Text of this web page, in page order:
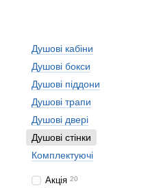
Душові кабіни
Душові бокси
Душові піддони
Душові трапи
Душові двері
Душові стінки
Комплектуючі
Акція 20